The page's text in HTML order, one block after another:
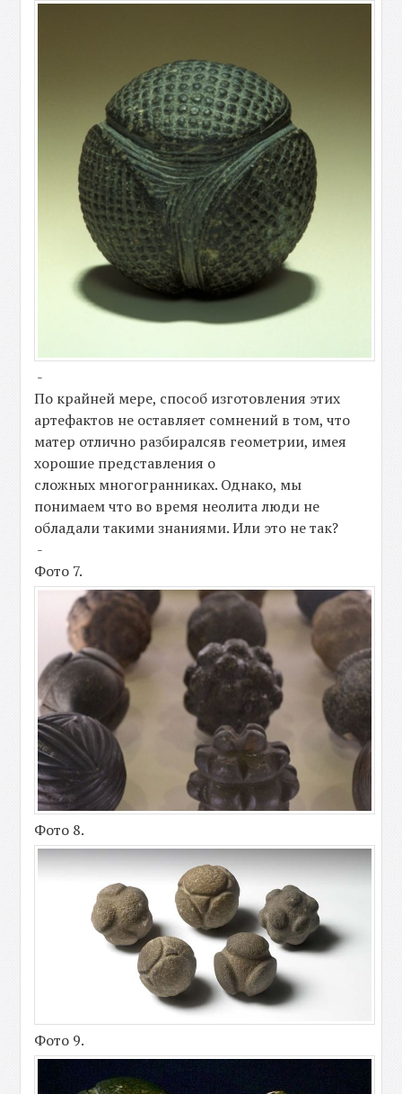
-
По крайней мере, способ изготовления этих
артефактов не оставляет сомнений в том, что
матер отлично разбиралсяв геометрии, имея
хорошие представления о
сложных многогранниках. Однако, мы
понимаем что во время неолита люди не
обладали такими знаниями. Или это не так?
-
Фото 7.
Фото 8.
Фото 9.